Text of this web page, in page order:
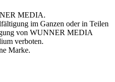
MEDIA.
im Ganzen oder in Teilen
von WUNNER MEDIA
verboten.
Marke.